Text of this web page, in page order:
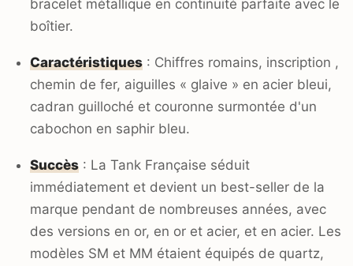
bracelet métallique en continuité parfaite avec le
boîtier.
Caractéristiques : Chiffres romains, inscription ,
chemin de fer, aiguilles « glaive » en acier bleui,
cadran guilloché et couronne surmontée d'un
cabochon en saphir bleu.
Succès : La Tank Française séduit
immédiatement et devient un best-seller de la
marque pendant de nombreuses années, avec
des versions en or, en or et acier, et en acier. Les
modèles SM et MM étaient équipés de quartz,